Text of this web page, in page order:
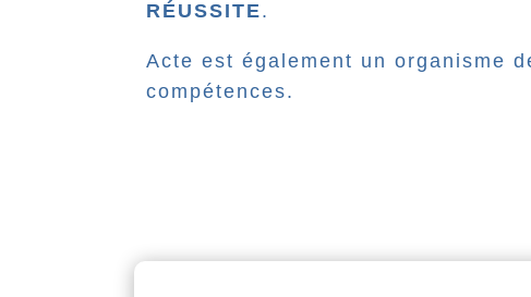
RÉUSSITE.
Acte est également un organisme
compétences.